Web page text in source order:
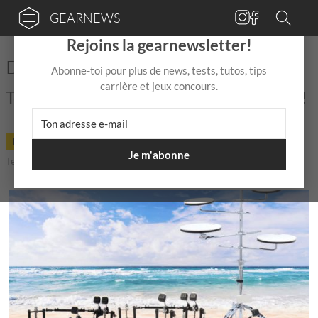
GEARNEWS
DW drums Summer Groove Sale
Tous les bons plans sont sur gearnews.fr !
DEAL 03 JuildeMix Jagger| |
5,0 / 5,0 |
Temps de lecture: 1 min
×
Rejoins la gearnewsletter!
Abonne-toi pour plus de news, tests, tutos, tips
carrière et jeux concours.
Je m'abonne